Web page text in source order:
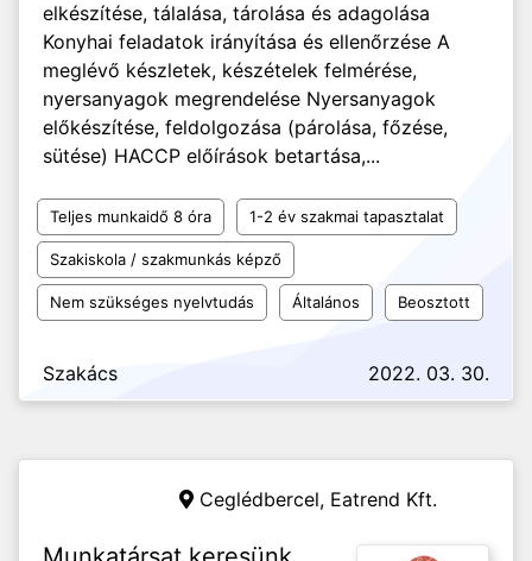
elkészítése, tálalása, tárolása és adagolása
Konyhai feladatok irányítása és ellenőrzése A
meglévő készletek, készételek felmérése,
nyersanyagok megrendelése Nyersanyagok
előkészítése, feldolgozása (párolása, főzése,
sütése) HACCP előírások betartása,...
Teljes munkaidő 8 óra 1-2 év szakmai tapasztalat
Szakiskola / szakmunkás képző
Nem szükséges nyelvtudás Általános Beosztott
Szakács 2022. 03. 30.
Ceglédbercel, Eatrend Kft.